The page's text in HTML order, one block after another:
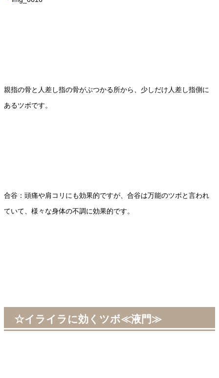
親指の骨と人差し指の骨がぶつかる所から、少しだけ人差し指側に
あるツボです。
合谷：頭痛や肩コリにも効果的ですが、合谷は万能のツボと言われ
ていて、様々な身体の不調に効果的です。
☆イライラに効くツボ≪液門≫